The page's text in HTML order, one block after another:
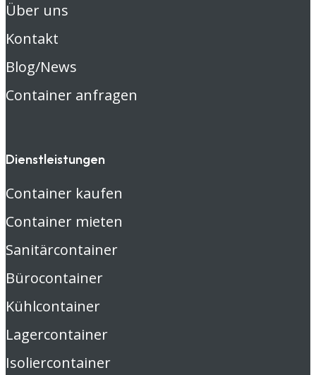
Über uns
Kontakt
Blog/News
Container anfragen
Dienstleistungen
Container kaufen
Container mieten
Sanitärcontainer
Bürocontainer
Kühlcontainer
Lagercontainer
Isoliercontainer